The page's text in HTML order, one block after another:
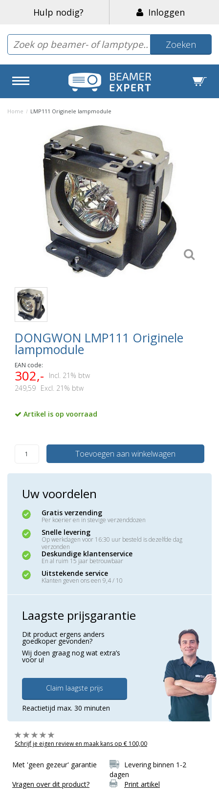
Hulp nodig? Inloggen
Zoeken
Home / LMP111 Originele lampmodule
DONGWON LMP111 Originele
lampmodule
EAN code:
302,-
Incl. 21% btw
249,59 Excl. 21% btw
Artikel is op voorraad
Toevoegen aan winkelwagen
Uw voordelen
Gratis verzending
Per koerier en in stevige verzenddozen
Snelle levering
Op werkdagen voor 16:30 uur besteld is dezelfde dag
verzonden
Deskundige klantenservice
En al ruim 15 jaar betrouwbaar
Uitstekende service
Klanten geven ons een 9,4 / 10
Laagste prijsgarantie
Dit product ergens anders
goedkoper gevonden?
Wij doen graag nog wat extra’s
voor u!
Claim laagste prijs
Reactietijd max. 30 minuten
Schrijf je eigen review en maak kans op € 100,00
Met 'geen gezeur' garantie
Levering binnen 1-2
dagen
Vragen over dit product?
Print artikel